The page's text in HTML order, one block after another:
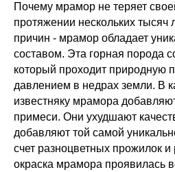
Почему мрамор не теряет
протяжении нескольких тысяч
причин - мрамор обладает
составом. Эта горная порода
который проходит природную
давлением в недрах земли. В
известняку мрамора
примеси. Они ухудшают
добавляют той самой
счет разноцветных прожилок
окраска мрамора проявилась